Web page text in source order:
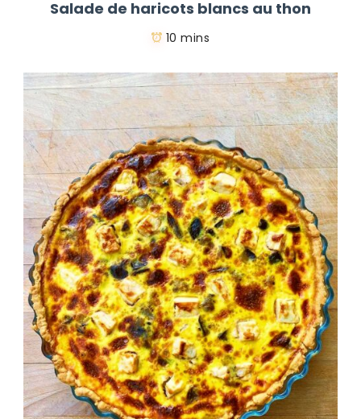
Salade de haricots blancs au thon
10 mins